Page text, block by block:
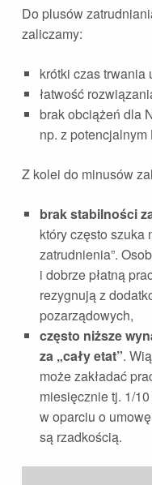
Do plusów
zaliczamy:
krótki czas trwania
łatwość
brak obciążeń dla
np. z
Z kolei do minusów
brak stabilności
który często szuka
zatrudnienia”.
i dobrze płatną
rezygnują z
pozarządowych,
często niższe
za „cały etat”.
może zakładać
miesięcznie tj. 1/
w oparciu o
są rzadkością.